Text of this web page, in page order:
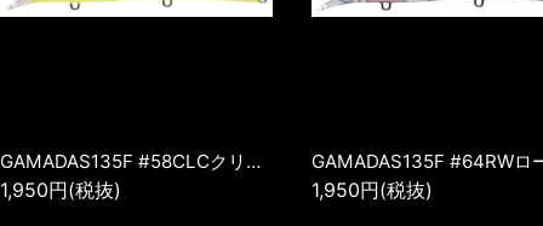
GAMADAS135F #58CLCクリアチャート
1,950円(税抜) 1,950円(税抜)